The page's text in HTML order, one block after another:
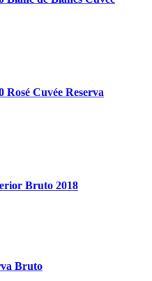
Rosé Cuvée Reserva
Bruto 2018
Bruto